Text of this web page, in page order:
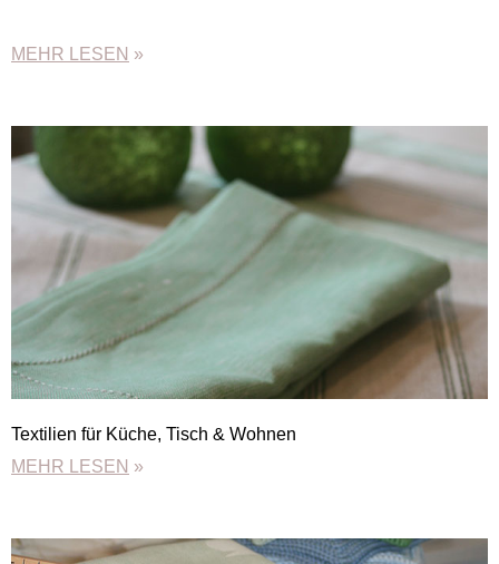
MEHR LESEN »
Textilien für Küche, Tisch & Wohnen
MEHR LESEN »